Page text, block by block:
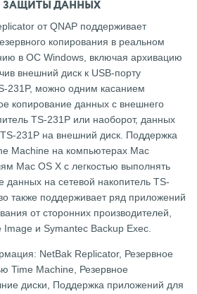
ЗАЩИТЫ ДАННЫХ
от QNAP поддерживает
копирования в реальном
в ОС Windows, включая архивацию
внешний диск к USB-порту
231P, можно одним касанием
копирование данных с внешнего
TS-231P или наоборот, данных
TS-231P на внешний диск. Поддержка
Machine на компьютерах Mac
Mac OS X с легкостью выполнять
данных на сетевой накопитель TS-
также поддерживает ряд приложений
от сторонних производителей,
и Symantec Backup Exec.
NetBak Replicator, Резервное
Time Machine, Резервное
диски, Поддержка приложений для